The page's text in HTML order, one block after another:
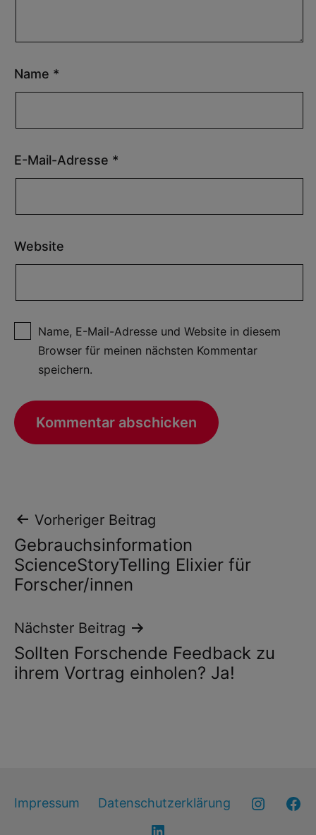
Name *
E-Mail-Adresse *
Website
Name, E-Mail-Adresse und Website in diesem
Browser für meinen nächsten Kommentar
speichern.
Beitragsnavigation
Vorheriger Beitrag
Gebrauchsinformation
ScienceStoryTelling Elixier für
Forscher/innen
Nächster Beitrag
Sollten Forschende Feedback zu
ihrem Vortrag einholen? Ja!
Impressum Datenschutzerklärung